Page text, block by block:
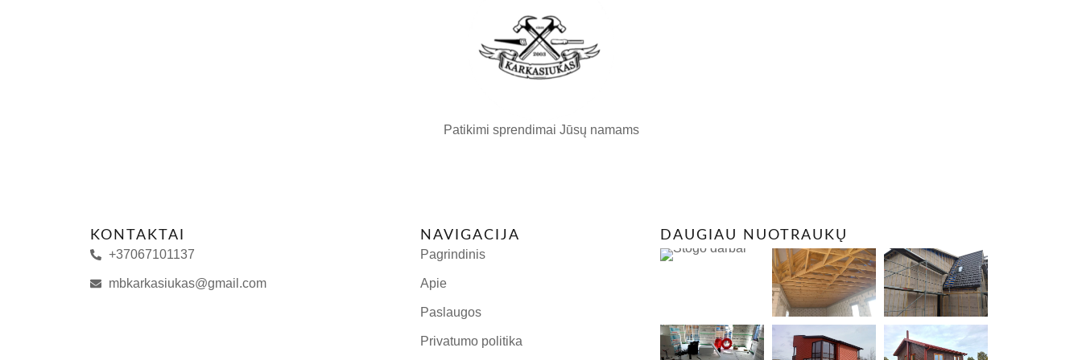
Patikimi sprendimai Jūsų namams
KONTAKTAI
+37067101137
mbkarkasiukas@gmail.com
NAVIGACIJA
Pagrindinis
Apie
Paslaugos
Privatumo politika
DAUGIAU NUOTRAUKŲ